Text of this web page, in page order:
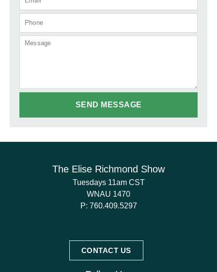
The Elise Richmond Show
Tuesdays 11am CST
WNAU 1470
P: 760.409.5297
CONTACT US